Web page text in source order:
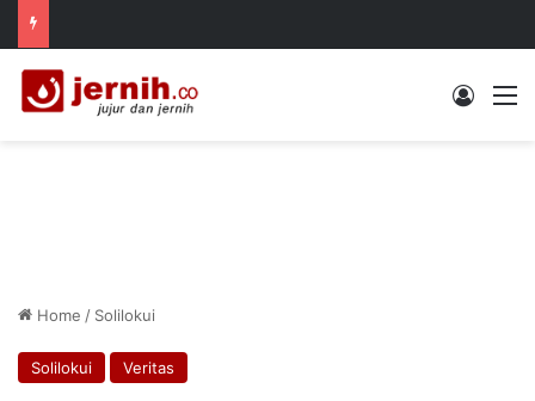
Log In
Home / Solilokui
Solilokui Veritas